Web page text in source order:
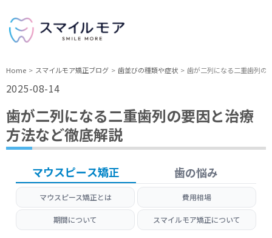
Home スマイルモア矯正ブログ 歯並びの種類や症状 歯が二列になる二重歯列の
2025-08-14
歯が二列になる二重歯列の要因と治療
方法など徹底解説
マウスピース矯正 歯の悩み
マウスピース矯正とは 費用相場
期間について スマイルモア矯正について